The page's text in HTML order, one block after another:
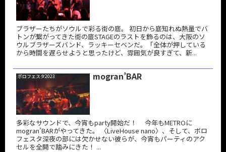
ブラザーたちがソウルで彩る街の底。 初日から底知れぬ熱量でバ
トンが繋がってきた街の底STAGEのラストを飾るのは、大阪のソ
ウルブラザーズバンド、ラッキーセベンだ。「全体が押している
から時間を遅らせようと思ったけど、雰囲気が良すぎて、新...
ボロフェスタ2023 mogran’BAR
多彩なサウンドで、今宵もparty開始だ！ 今年もMETROに
mogran’BARがやってきた。 〈LiveHouse nano〉、そして、ボロ
フェスタ深夜の部には欠かせない彼らが、今宵もパーティのアク
セルを全開で踏みにきた！ ...